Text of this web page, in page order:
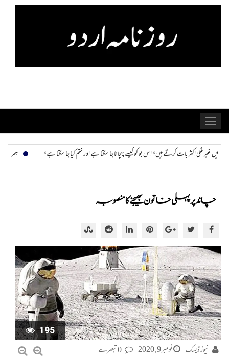
Skip
Toggle
navigation
جا سکتا ہے اور ختم کیا جا سکتا ہے؟ ہمراز: پاکستان حکومت کی ذہنی صحت سے متعلق
چاند پر پہلی خاتون بھیجنے کا منصوبہ
195
نیوز ڈیسک نومبر 9, 2020